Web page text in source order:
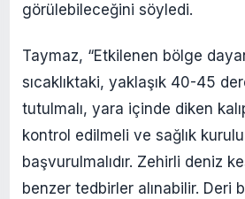
görülebileceğini söyledi.
Taymaz, “Etkilenen bölge
sıcaklıktaki, yaklaşık 40-45
tutulmalı, yara içinde diken
kontrol edilmeli ve sağlık
başvurulmalıdır. Zehirli deniz
benzer tedbirler alınabilir. Deri